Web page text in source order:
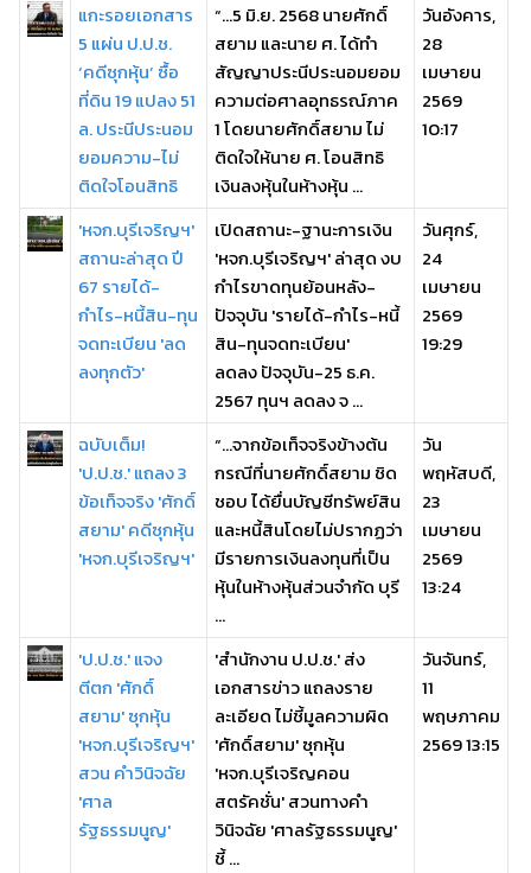
แกะรอยเอกสาร
5 แผ่น ป.ป.ช.
‘คดีซุกหุ้น’ ซื้อ
ที่ดิน 19 แปลง 51
ล. ประนีประนอม
ยอมความ-ไม่
ติดใจโอนสิทธิ
“…5 มิ.ย. 2568 นายศักดิ์
สยาม และนาย ศ. ได้ทำ
สัญญาประนีประนอมยอม
ความต่อศาลอุทธรณ์ภาค
1 โดยนายศักดิ์สยาม ไม่
ติดใจให้นาย ศ. โอนสิทธิ
เงินลงหุ้นในห้างหุ้น ...
วันอังคาร,
28
เมษายน
2569
10:17
'หจก.บุรีเจริญฯ'
สถานะล่าสุด ปี
67 รายได้-
กำไร-หนี้สิน-ทุน
จดทะเบียน 'ลด
ลงทุกตัว'
เปิดสถานะ-ฐานะการเงิน
'หจก.บุรีเจริญฯ' ล่าสุด งบ
กำไรขาดทุนย้อนหลัง-
ปัจจุบัน 'รายได้-กำไร-หนี้
สิน-ทุนจดทะเบียน'
ลดลง ปัจจุบัน-25 ธ.ค.
2567 ทุนฯ ลดลง จ ...
วันศุกร์,
24
เมษายน
2569
19:29
ฉบับเต็ม!
'ป.ป.ช.' แถลง 3
ข้อเท็จจริง 'ศักดิ์
สยาม' คดีซุกหุ้น
'หจก.บุรีเจริญฯ'
“…จากข้อเท็จจริงข้างต้น
กรณีที่นายศักดิ์สยาม ชิด
ชอบ ได้ยื่นบัญชีทรัพย์สิน
และหนี้สินโดยไม่ปรากฏว่า
มีรายการเงินลงทุนที่เป็น
หุ้นในห้างหุ้นส่วนจำกัด บุรี
...
วัน
พฤหัสบดี,
23
เมษายน
2569
13:24
'ป.ป.ช.' แจง
ตีตก 'ศักดิ์
สยาม' ซุกหุ้น
'หจก.บุรีเจริญฯ'
สวน คำวินิจฉัย
'ศาล
รัฐธรรมนูญ'
'สำนักงาน ป.ป.ช.' ส่ง
เอกสารข่าว แถลงราย
ละเอียด ไม่ชี้มูลความผิด
'ศักดิ์สยาม' ซุกหุ้น
'หจก.บุรีเจริญคอน
สตรัคชั่น' สวนทางคำ
วินิจฉัย 'ศาลรัฐธรรมนูญ'
ชี้ ...
วันจันทร์,
11
พฤษภาคม
2569 13:15